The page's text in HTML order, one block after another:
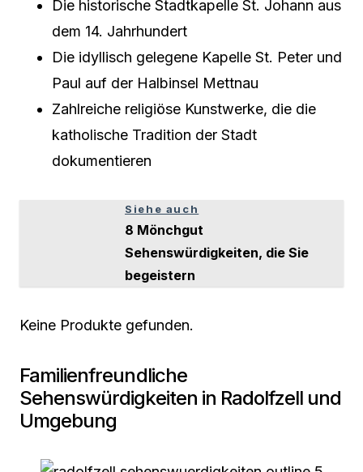
Die historische Stadtkapelle St. Johann aus
dem 14. Jahrhundert
Die idyllisch gelegene Kapelle St. Peter und
Paul auf der Halbinsel Mettnau
Zahlreiche religiöse Kunstwerke, die die
katholische Tradition der Stadt
dokumentieren
Siehe auch
8 Mönchgut
Sehenswürdigkeiten, die Sie
begeistern
Keine Produkte gefunden.
Familienfreundliche
Sehenswürdigkeiten in Radolfzell und
Umgebung